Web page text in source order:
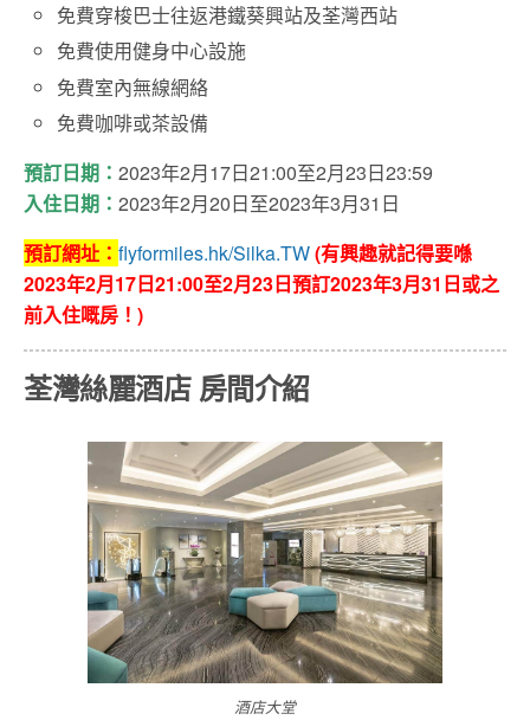
免費穿梭巴士往返港鐵葵興站及荃灣西站
免費使用健身中心設施
免費室內無線網絡
免費咖啡或茶設備
預訂日期： 2023年2月17日21:00至2月23日23:59
入住日期： 2023年2月20日至2023年3月31日
預訂網址： flyformiles.hk/Silka.TW(有興趣就記得要喺
2023年2月17日21:00至2月23日預訂2023年3月31日或之
前入住嘅房 ！)
荃灣絲麗酒店 房間介紹
酒店大堂